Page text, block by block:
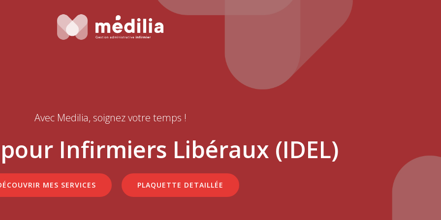
Avec Medilia, soignez votre temps !
Infirmiers Libéraux (IDEL)
MES SERVICES PLAQUETTE DETAILLÉE